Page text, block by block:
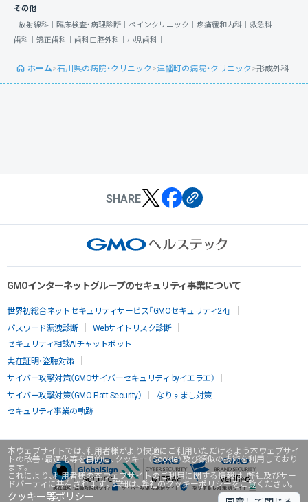
本ウェブサイトでは、利用者様がより快適にご利用いただけるよう本ウェブサイ
トの改善・最適化等を目的に、クッキー（Cookie）及び類似の技術を利用しており
ます。
これにより、利用者様の本ウェブサイトのご利用に関する情報は、弊社及びサー
ドパーティに共有されます。詳細は、弊社のクッキーポリシーをご覧ください。
クッキー等ポリシー
その他
放射線科｜ 臨床検査・病理診断｜ ペインクリニック｜ 疼痛緩和内科｜ 救急科｜
歯科｜ 矯正歯科｜ 歯科口腔外科｜ 小児歯科｜
ホーム>石川県の病院・クリニック>津幡町の病院・クリニック>形成外科
SHARE
GMOインターネットグループのセキュリティ事業について
世界初総合ネットセキュリティサービス「GMOセキュリティ24」
パスワード漏洩診断
Webサイトリスク診断
セキュリティ相談AIチャットボット
実在証明・盗聴対策
サイバー攻撃対策（GMOサイバーセキュリティ byイエラエ）
サイバー攻撃対策（GMO Flatt Security）
なりすまし対策
セキュリティ事業の軌跡